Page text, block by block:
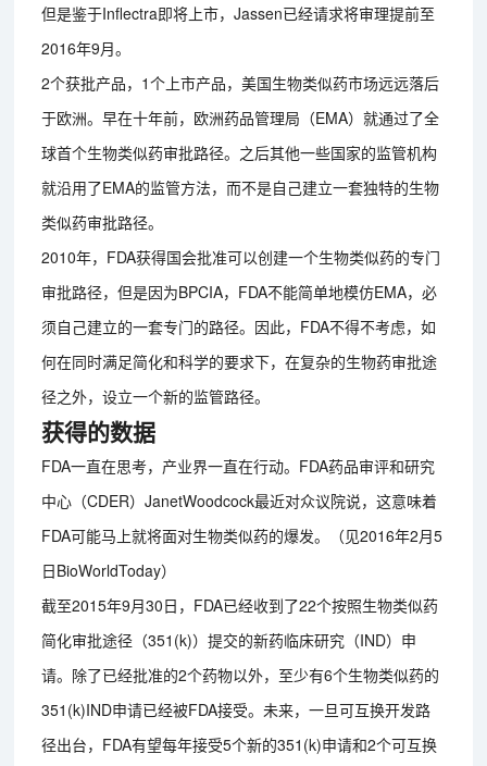
但是鉴于Inflectra即将上市，Jassen已经请求将审理提前至
2016年9月。
2个获批产品，1个上市产品，美国生物类似药市场远远落后
于欧洲。早在十年前，欧洲药品管理局（EMA）就通过了全
球首个生物类似药审批路径。之后其他一些国家的监管机构
就沿用了EMA的监管方法，而不是自己建立一套独特的生物
类似药审批路径。
2010年，FDA获得国会批准可以创建一个生物类似药的专门
审批路径，但是因为BPCIA，FDA不能简单地模仿EMA，必
须自己建立的一套专门的路径。因此，FDA不得不考虑，如
何在同时满足简化和科学的要求下，在复杂的生物药审批途
径之外，设立一个新的监管路径。
获得的数据
FDA一直在思考，产业界一直在行动。FDA药品审评和研究
中心（CDER）JanetWoodcock最近对众议院说，这意味着
FDA可能马上就将面对生物类似药的爆发。（见2016年2月5
日BioWorldToday）
截至2015年9月30日，FDA已经收到了22个按照生物类似药
简化审批途径（351(k)）提交的新药临床研究（IND）申
请。除了已经批准的2个药物以外，至少有6个生物类似药的
351(k)IND申请已经被FDA接受。未来，一旦可互换开发路
径出台，FDA有望每年接受5个新的351(k)申请和2个可互换